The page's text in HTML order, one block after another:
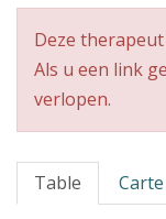
Deze
Als u een link
verlopen.
Table Carte